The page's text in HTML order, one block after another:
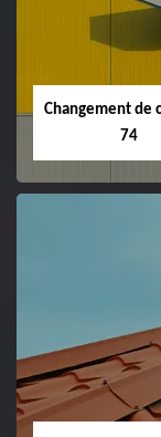
Changement de
74